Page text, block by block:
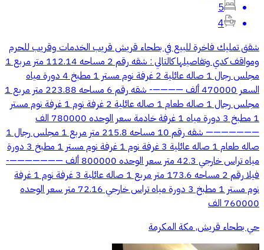
5
4
شقق تمليك فاخرة للبيع في بطحاء قريش قريب الخدمات وقريب للحرم
ومواقف كدي وتفاصيلها كالتالي : شقه رقم 2 مساحه 112.14 متر مربع 1
مجلس رجال 1 صاله عائلية 2 غرفة نوم مستر 1 مطبخ 4 دورة مياه
السعر 470000 ألف ————- شقه رقم 6 مساحه 223.88 متر مربع 1
مجلس رجال 1 صاله طعام 1 صاله عائلية 2 غرفة نوم 1 غرفة نوم مستر
1 مطبخ 3 دورة مياه 1 غرفة خادمة سعر الوحده 780000 الف
——————— شقه رقم 10 مساحه 215.8 متر مربع 1 مجلس رجال 1
صاله طعام 1 صاله عائلية 3 غرفة نوم 1 غرفة نوم مستر 1 مطبخ 3 دورة
مياه تراس خارجي 42.3 متر سعر الوحده 800000 ألف ———————-
فيلا رقم 2 مساحه 173.6 متر مربع 1 صاله عائلية 3 غرفة نوم 1 غرفة
نوم مستر 1 مطبخ 3 دورة مياه تراس خارجي 72.16 متر سعر الوحده
760000 الف
حي بطحاء قريش, مكة المكرمة